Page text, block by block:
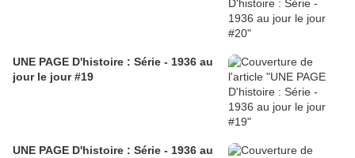
UNE PAGE D'histoire : Série - 1936 au
jour le jour #19
UNE PAGE D'histoire : Série - 1936 au